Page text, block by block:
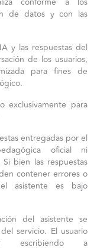
de datos y con las
y las respuestas del
de los usuarios,
para fines de
exclusivamente para
entregadas por el
oficial ni
bien las respuestas
contener errores o
asistente es bajo
del asistente se
servicio. El usuario
escribiendo a